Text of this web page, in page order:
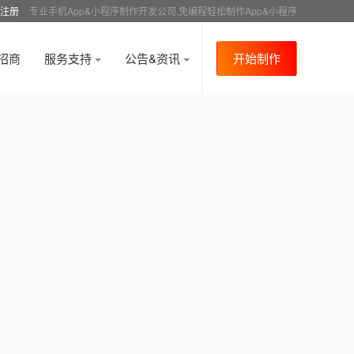
册 专业手机App&小程序制作开发公司,免编程轻松制作App&小程序
商 服务支持 公告&资讯 开始制作